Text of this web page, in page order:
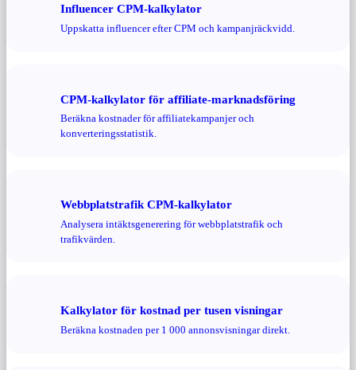
Influencer CPM-kalkylator
Uppskatta influencer efter CPM och kampanjräckvidd.
CPM-kalkylator för affiliate-marknadsföring
Beräkna kostnader för affiliatekampanjer och
konverteringsstatistik.
Webbplatstrafik CPM-kalkylator
Analysera intäktsgenerering för webbplatstrafik och
trafikvärden.
Kalkylator för kostnad per tusen visningar
Beräkna kostnaden per 1 000 annonsvisningar direkt.